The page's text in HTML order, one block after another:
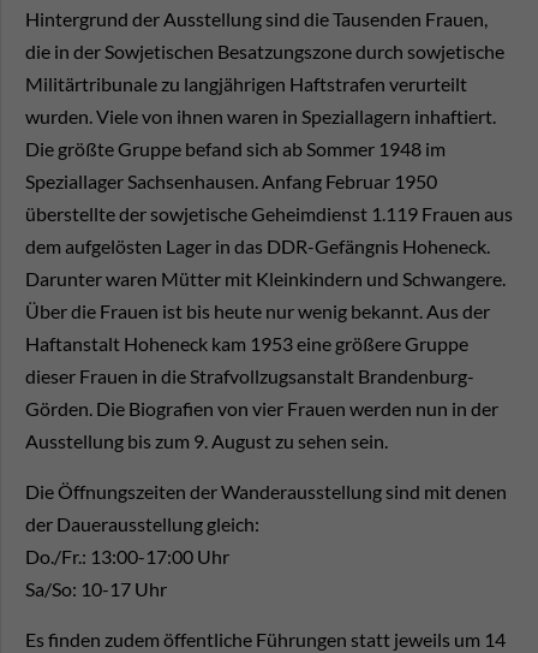
Hintergrund der Ausstellung sind die Tausenden Frauen,
die in der Sowjetischen Besatzungszone durch sowjetische
Militärtribunale zu langjährigen Haftstrafen verurteilt
wurden. Viele von ihnen waren in Speziallagern inhaftiert.
Die größte Gruppe befand sich ab Sommer 1948 im
Speziallager Sachsenhausen. Anfang Februar 1950
überstellte der sowjetische Geheimdienst 1.119 Frauen aus
dem aufgelösten Lager in das DDR-Gefängnis Hoheneck.
Darunter waren Mütter mit Kleinkindern und Schwangere.
Über die Frauen ist bis heute nur wenig bekannt. Aus der
Haftanstalt Hoheneck kam 1953 eine größere Gruppe
dieser Frauen in die Strafvollzugsanstalt Brandenburg-
Görden. Die Biografien von vier Frauen werden nun in der
Ausstellung bis zum 9. August zu sehen sein.
Die Öffnungszeiten der Wanderausstellung sind mit denen
der Dauerausstellung gleich:
Do./Fr.: 13:00-17:00 Uhr
Sa/So: 10-17 Uhr
Es finden zudem öffentliche Führungen statt jeweils um 14